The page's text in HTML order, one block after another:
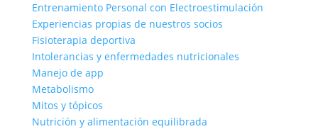
Entrenamiento Personal con Electroestimulación
Experiencias propias de nuestros socios
Fisioterapia deportiva
Intolerancias y enfermedades nutricionales
Manejo de app
Metabolismo
Mitos y tópicos
Nutrición y alimentación equilibrada